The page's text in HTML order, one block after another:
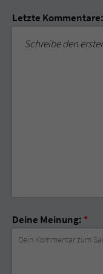
Letzte Kommentare:
Schreibe den
Deine Meinung: *